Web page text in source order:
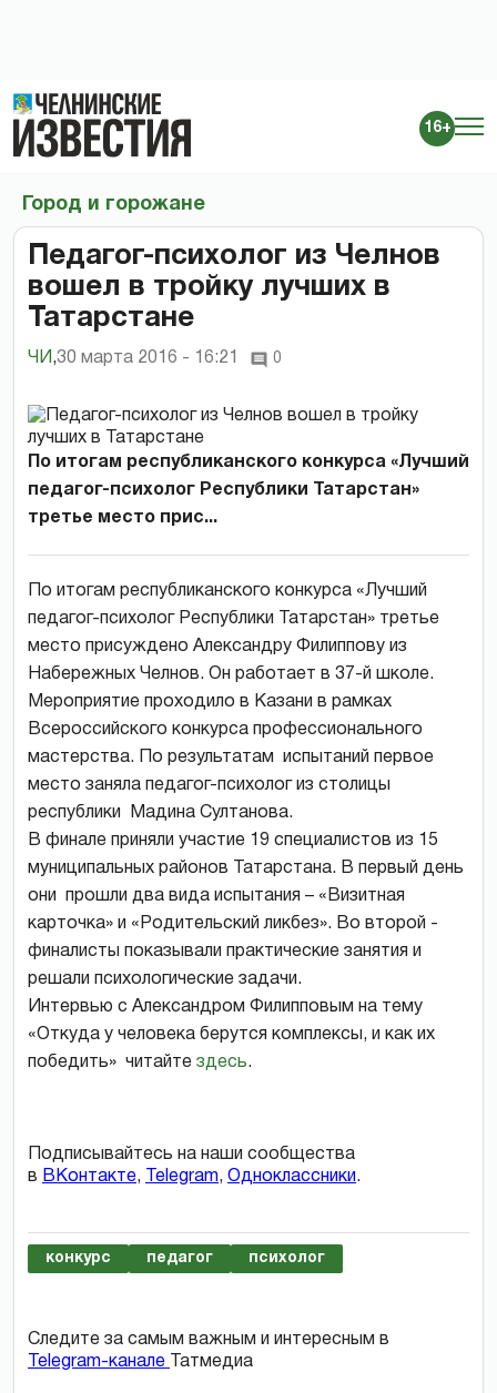
16+
Город и горожане
Педагог-психолог из Челнов
вошел в тройку лучших в
Татарстане
ЧИ ,30 марта 2016 - 16:21 0
По итогам республиканского конкурса «Лучший
педагог-психолог Республики Татарстан»
третье место прис...
По итогам республиканского конкурса «Лучший
педагог-психолог Республики Татарстан» третье
место присуждено Александру Филиппову из
Набережных Челнов. Он работает в 37-й школе.
Мероприятие проходило в Казани в рамках
Всероссийского конкурса профессионального
мастерства. По результатам испытаний первое
место заняла педагог-психолог из столицы
республики Мадина Султанова.
В финале приняли участие 19 специалистов из 15
муниципальных районов Татарстана. В первый день
они прошли два вида испытания – «Визитная
карточка» и «Родительский ликбез». Во второй -
финалисты показывали практические занятия и
решали психологические задачи.
Интервью с Александром Филипповым на тему
«Откуда у человека берутся комплексы, и как их
победить» читайте здесь.
Подписывайтесь на наши сообщества
в ВКонтакте, Telegram, Одноклассники.
конкурс педагог психолог
Следите за самым важным и интересным в
Telegram-канале
Татмедиа